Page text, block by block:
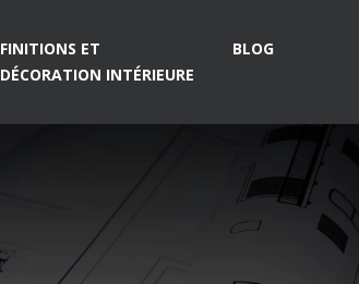
FINITIONS ET
DÉCORATION INTÉRIEURE
BLOG